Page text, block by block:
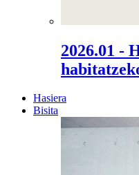
2026.01 -
Hasiera
Bisita